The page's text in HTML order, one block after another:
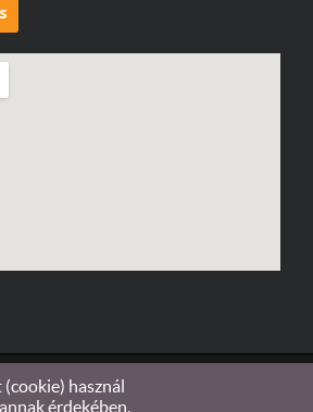
- Győrvári Optika Sárvár
használ
érdekében,